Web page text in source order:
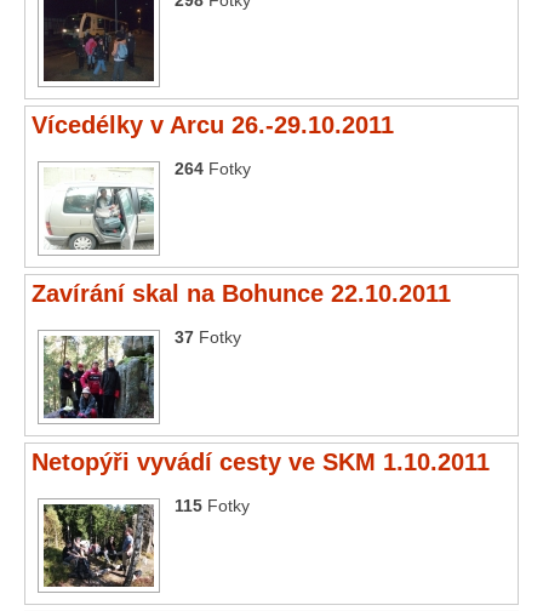
Vícedélky v Arcu 26.-29.10.2011
264 Fotky
Zavírání skal na Bohunce 22.10.2011
37 Fotky
Netopýři vyvádí cesty ve SKM 1.10.2011
115 Fotky